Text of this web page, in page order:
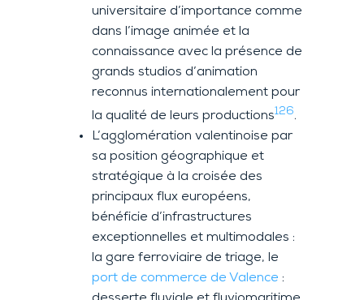
universitaire d’importance comme
dans l’image animée et la
connaissance avec la présence de
grands studios d’animation
reconnus internationalement pour
la qualité de leurs productions126.
L’agglomération valentinoise par
sa position géographique et
stratégique à la croisée des
principaux flux européens,
bénéficie d’infrastructures
exceptionnelles et multimodales :
la gare ferroviaire de triage, le
port de commerce de Valence :